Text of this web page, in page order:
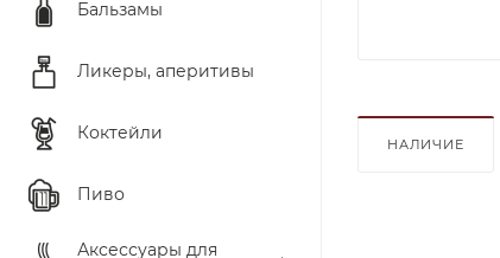
Бальзамы
Ликеры, аперитивы
Коктейли
Пиво
Аксессуары для
НАЛИЧИЕ